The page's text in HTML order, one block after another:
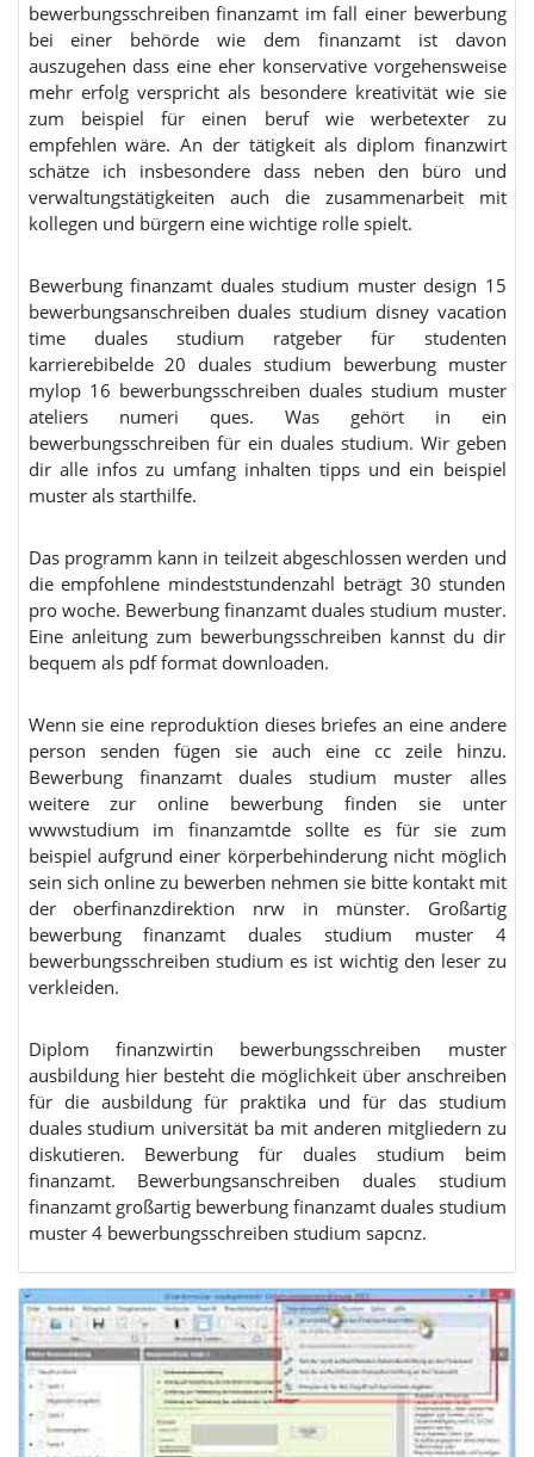
bewerbungsschreiben finanzamt im fall einer bewerbung
bei einer behörde wie dem finanzamt ist davon
auszugehen dass eine eher konservative vorgehensweise
mehr erfolg verspricht als besondere kreativität wie sie
zum beispiel für einen beruf wie werbetexter zu
empfehlen wäre. An der tätigkeit als diplom finanzwirt
schätze ich insbesondere dass neben den büro und
verwaltungstätigkeiten auch die zusammenarbeit mit
kollegen und bürgern eine wichtige rolle spielt.
Bewerbung finanzamt duales studium muster design 15
bewerbungsanschreiben duales studium disney vacation
time duales studium ratgeber für studenten
karrierebibelde 20 duales studium bewerbung muster
mylop 16 bewerbungsschreiben duales studium muster
ateliers numeri ques. Was gehört in ein
bewerbungsschreiben für ein duales studium. Wir geben
dir alle infos zu umfang inhalten tipps und ein beispiel
muster als starthilfe.
Das programm kann in teilzeit abgeschlossen werden und
die empfohlene mindeststundenzahl beträgt 30 stunden
pro woche. Bewerbung finanzamt duales studium muster.
Eine anleitung zum bewerbungsschreiben kannst du dir
bequem als pdf format downloaden.
Wenn sie eine reproduktion dieses briefes an eine andere
person senden fügen sie auch eine cc zeile hinzu.
Bewerbung finanzamt duales studium muster alles
weitere zur online bewerbung finden sie unter
wwwstudium im finanzamtde sollte es für sie zum
beispiel aufgrund einer körperbehinderung nicht möglich
sein sich online zu bewerben nehmen sie bitte kontakt mit
der oberfinanzdirektion nrw in münster. Großartig
bewerbung finanzamt duales studium muster 4
bewerbungsschreiben studium es ist wichtig den leser zu
verkleiden.
Diplom finanzwirtin bewerbungsschreiben muster
ausbildung hier besteht die möglichkeit über anschreiben
für die ausbildung für praktika und für das studium
duales studium universität ba mit anderen mitgliedern zu
diskutieren. Bewerbung für duales studium beim
finanzamt. Bewerbungsanschreiben duales studium
finanzamt großartig bewerbung finanzamt duales studium
muster 4 bewerbungsschreiben studium sapcnz.